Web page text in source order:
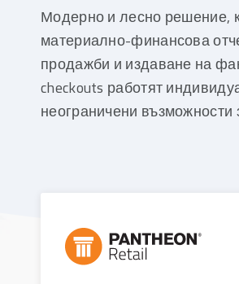
Модерно и лесно решение,
материално-финансова
продажби и издаване на
checkouts работят
неограничени възможности